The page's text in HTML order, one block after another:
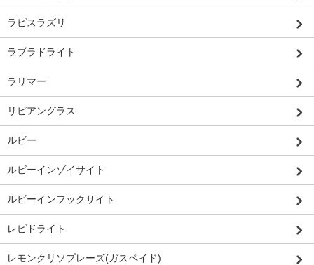
ラピスラズリ
ラブラドライト
ラリマー
リビアングラス
ルビー
ルビーインゾイサイト
ルビーインフックサイト
レピドライト
レモンクリソプレーズ(ガスペイド)